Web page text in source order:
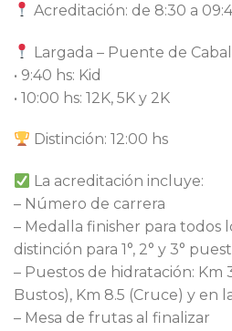
Acreditación: de 8:30 a
Largada – Puente de
• 9:40 hs: Kid
• 10:00 hs: 12K, 5K y 2K
Distinción: 12:00 hs
La acreditación incluye:
– Número de carrera
– ⁠Medalla finisher para todos
distinción para 1°, 2° y 3°
– ⁠Puestos de hidratación: Km
Bustos), Km 8.5 (Cruce) y en
– ⁠Mesa de frutas al finalizar